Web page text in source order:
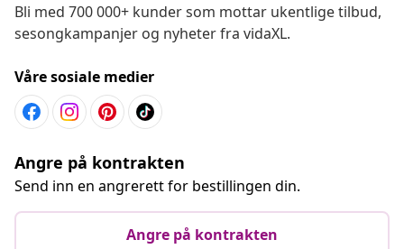
Bli med 700 000+ kunder som mottar ukentlige tilbud,
sesongkampanjer og nyheter fra vidaXL.
Våre sosiale medier
Angre på kontrakten
Send inn en angrerett for bestillingen din.
Angre på kontrakten